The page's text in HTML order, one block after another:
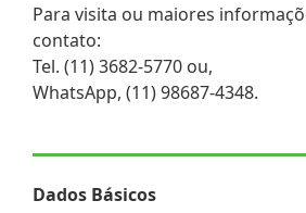
Para visita ou maiores
contato:
Tel. (11) 3682-5770 ou,
WhatsApp, (11) 98687-4348.
Dados Básicos